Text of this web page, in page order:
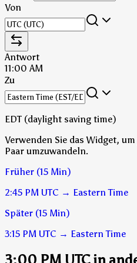
Von
Antwort
11:00 AM
Zu
EDT (daylight saving time)
Verwenden Sie das Widget,
Paar umzuwandeln.
Früher (15 Min)
2:45 PM UTC → Eastern Time
Später (15 Min)
3:15 PM UTC → Eastern Time